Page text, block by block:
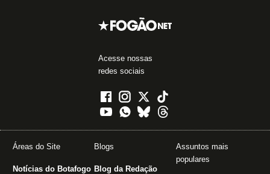
Acesse nossas
redes sociais
Áreas do Site
Notícias do Botafogo
Blogs
Blog da Redação
Assuntos mais
populares